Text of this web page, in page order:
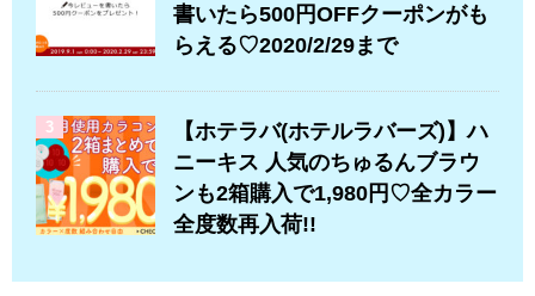
書いたら500円OFFクーポンがも
らえる♡2020/2/29まで
3
【ホテラバ(ホテルラバーズ)】ハ
ニーキス 人気のちゅるんブラウ
ンも2箱購入で1,980円♡全カラー
全度数再入荷!!